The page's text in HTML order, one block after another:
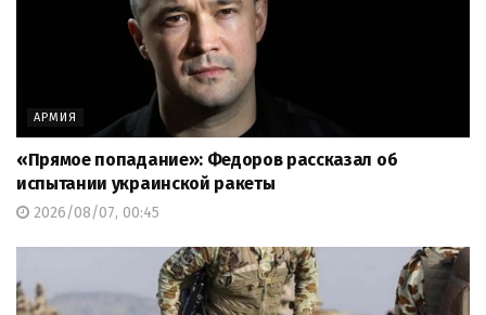
АРМИЯ
«Прямое попадание»: Федоров рассказал об
испытании украинской ракеты
2026/08/07, 00:45